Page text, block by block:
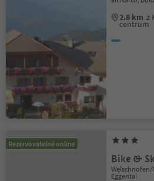
2.8 km z
centrum
Rezervovatelné online
Bike &
Welschnofen/
Eggental